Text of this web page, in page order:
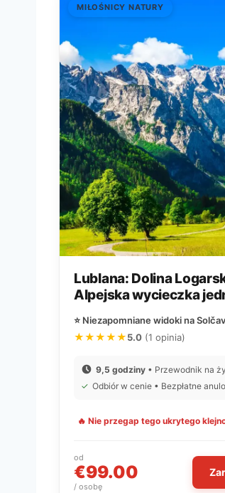
MIŁOŚNICY NATURY
Lublana: Dolina
Alpejska wycieczka
⭐ Niezapomniane widoki na
★★★★★5.0 (1 opinia)
9,5 godziny • Przewodnik na
✓ Odbiór w cenie • Bezpłatne
🔥 Nie przegap tego ukrytego
od
€99.00
/ osobę